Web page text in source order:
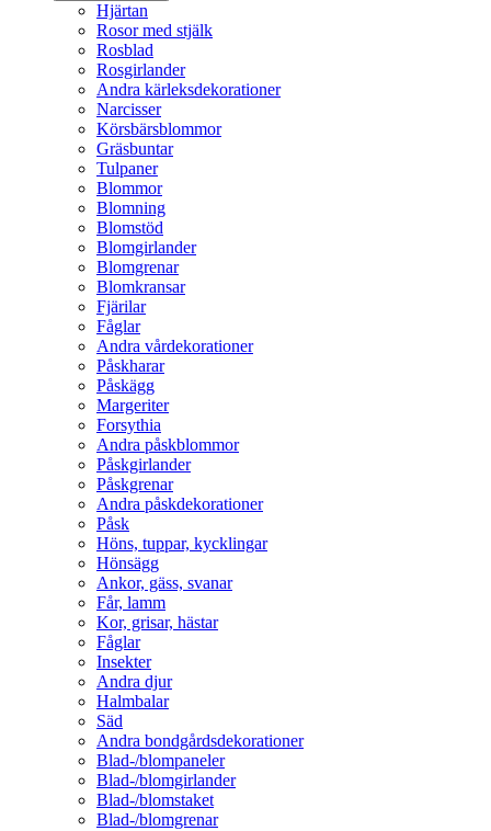
Hjärtan
Rosor med stjälk
Rosblad
Rosgirlander
Andra kärleksdekorationer
Narcisser
Körsbärsblommor
Gräsbuntar
Tulpaner
Blommor
Blomning
Blomstöd
Blomgirlander
Blomgrenar
Blomkransar
Fjärilar
Fåglar
Andra vårdekorationer
Påskharar
Påskägg
Margeriter
Forsythia
Andra påskblommor
Påskgirlander
Påskgrenar
Andra påskdekorationer
Påsk
Höns, tuppar, kycklingar
Hönsägg
Ankor, gäss, svanar
Får, lamm
Kor, grisar, hästar
Fåglar
Insekter
Andra djur
Halmbalar
Säd
Andra bondgårdsdekorationer
Blad-/blompaneler
Blad-/blomgirlander
Blad-/blomstaket
Blad-/blomgrenar